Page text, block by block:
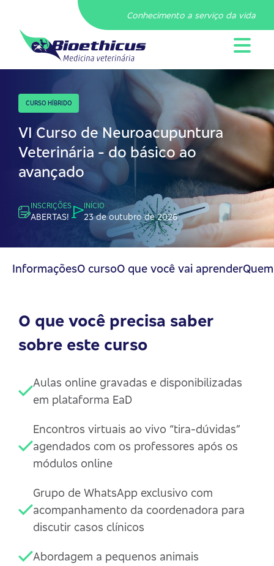
Conhecimento a serviço da vida
CURSO HÍBRIDO
VI Curso de Neuroacupuntura
Veterinária - do básico ao
avançado
INSCRIÇÕES
ABERTAS!
INÍCIO
23 de outubro de 2026
InformaçõesO cursoO que você vai aprender
O que você precisa saber
sobre este curso
Aulas online gravadas e disponibilizadas
em plataforma EaD
Encontros virtuais ao vivo “tira-dúvidas”
agendados com os professores após os
módulos online
Grupo de WhatsApp exclusivo com
acompanhamento da coordenadora para
discutir casos clínicos
Abordagem a pequenos animais